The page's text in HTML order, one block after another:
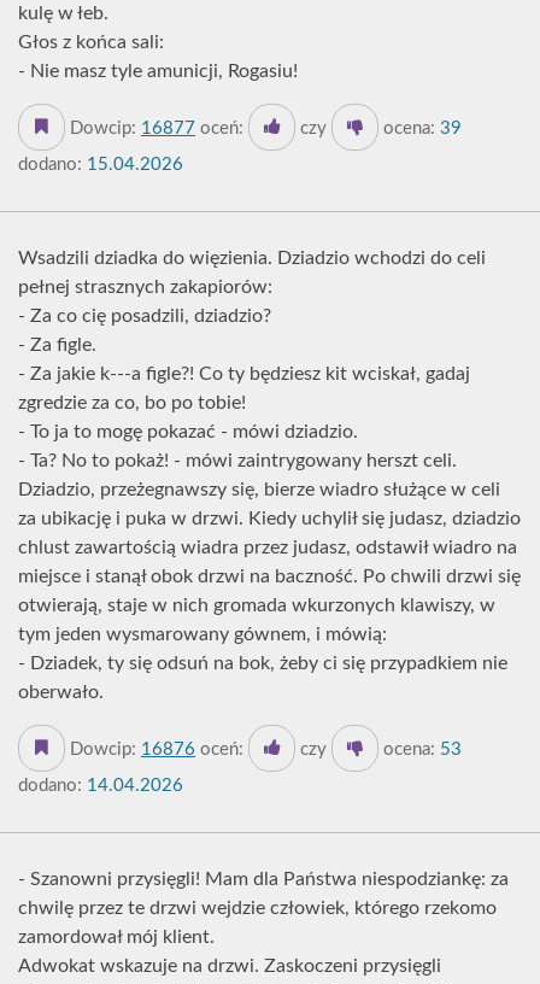
kulę w łeb.
Głos z końca sali:
- Nie masz tyle amunicji, Rogasiu!
Dowcip: 16877 oceń: czy ocena: 39
dodano: 15.04.2026
Wsadzili dziadka do więzienia. Dziadzio wchodzi do celi
pełnej strasznych zakapiorów:
- Za co cię posadzili, dziadzio?
- Za figle.
- Za jakie k---a figle?! Co ty będziesz kit wciskał, gadaj
zgredzie za co, bo po tobie!
- To ja to mogę pokazać - mówi dziadzio.
- Ta? No to pokaż! - mówi zaintrygowany herszt celi.
Dziadzio, przeżegnawszy się, bierze wiadro służące w celi
za ubikację i puka w drzwi. Kiedy uchylił się judasz, dziadzio
chlust zawartością wiadra przez judasz, odstawił wiadro na
miejsce i stanął obok drzwi na baczność. Po chwili drzwi się
otwierają, staje w nich gromada wkurzonych klawiszy, w
tym jeden wysmarowany gównem, i mówią:
- Dziadek, ty się odsuń na bok, żeby ci się przypadkiem nie
oberwało.
Dowcip: 16876 oceń: czy ocena: 53
dodano: 14.04.2026
- Szanowni przysięgli! Mam dla Państwa niespodziankę: za
chwilę przez te drzwi wejdzie człowiek, którego rzekomo
zamordował mój klient.
Adwokat wskazuje na drzwi. Zaskoczeni przysięgli